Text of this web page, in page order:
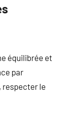
équilibrée et
par
respecter le